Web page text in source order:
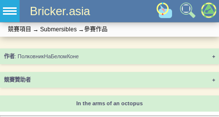
Bricker.asia
競賽項目 → Submersibles →參賽作品
+
競賽贊助者 +
In the arms of an octopus